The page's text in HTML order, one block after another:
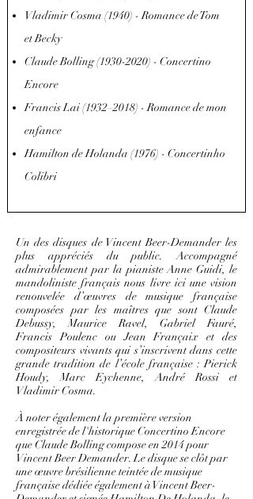
Vladimir Cosma (1940) - Romance de Tom
et Becky
Claude Bolling(1930-2020) - Concertino
Encore
Francis Lai (1932–2018) - Romance de mon
enfance
Hamilton de Holanda (1976) - Concertinho
Colibri
Un des disques de Vincent Beer-Demander les
plus appréciés du public. Accompagné
admirablement par la pianiste Anne Guidi, le
mandoliniste français nous livre ici une vision
renouvelée d’œuvres de musique française
composées par les maîtres que sont Claude
Debussy, Maurice Ravel, Gabriel Fauré,
Francis Poulenc ou Jean Françaix et des
compositeurs vivants qui s’inscrivent dans cette
grande tradition de l’école française : Pierick
Houdy, Marc Eychenne, André Rossi et
Vladimir Cosma.
À noter également la première version
enregistrée de l'historique Concertino Encore
que Claude Bolling compose en 2014 pour
Vincent Beer Demander. Le disque se clôt par
une œuvre brésilienne teintée de musique
française dédiée également à Vincent Beer-